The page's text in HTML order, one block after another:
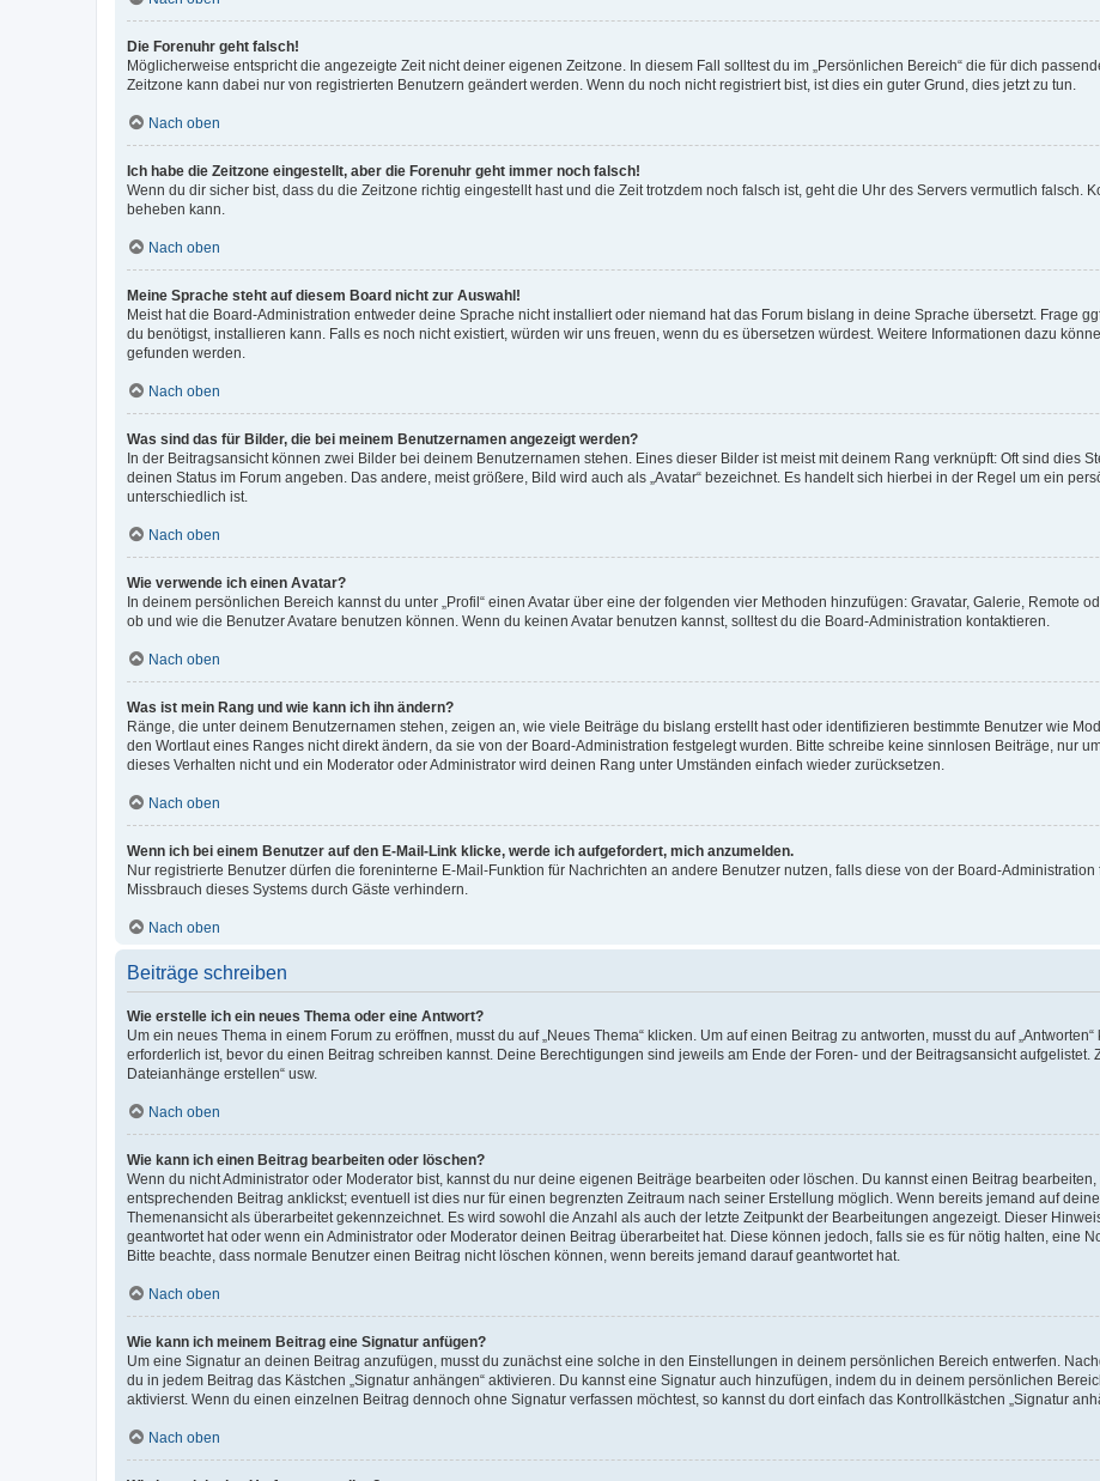
Die Forenuhr geht falsch!
Möglicherweise entspricht die angezeigte Zeit nicht deiner eigenen Zeitzone. In diesem Fall solltest du im „Persönlichen Bereich“ die für dich
Zeitzone kann dabei nur von registrierten Benutzern geändert werden. Wenn du noch nicht registriert bist, ist dies ein guter Grund, dies jetzt zu tun.
Nach oben
Ich habe die Zeitzone eingestellt, aber die Forenuhr geht immer noch falsch!
Wenn du dir sicher bist, dass du die Zeitzone richtig eingestellt hast und die Zeit trotzdem noch falsch ist, geht die Uhr des Servers vermutlich falsch.
beheben kann.
Nach oben
Meine Sprache steht auf diesem Board nicht zur Auswahl!
Meist hat die Board-Administration entweder deine Sprache nicht installiert oder niemand hat das Forum bislang in deine Sprache übersetzt. Frage
du benötigst, installieren kann. Falls es noch nicht existiert, würden wir uns freuen, wenn du es übersetzen würdest. Weitere Informationen dazu
gefunden werden.
Nach oben
Was sind das für Bilder, die bei meinem Benutzernamen angezeigt werden?
In der Beitragsansicht können zwei Bilder bei deinem Benutzernamen stehen. Eines dieser Bilder ist meist mit deinem Rang verknüpft: Oft sind dies
deinen Status im Forum angeben. Das andere, meist größere, Bild wird auch als „Avatar“ bezeichnet. Es handelt sich hierbei in der Regel um ein
unterschiedlich ist.
Nach oben
Wie verwende ich einen Avatar?
In deinem persönlichen Bereich kannst du unter „Profil“ einen Avatar über eine der folgenden vier Methoden hinzufügen: Gravatar, Galerie, Remote
ob und wie die Benutzer Avatare benutzen können. Wenn du keinen Avatar benutzen kannst, solltest du die Board-Administration kontaktieren.
Nach oben
Was ist mein Rang und wie kann ich ihn ändern?
Ränge, die unter deinem Benutzernamen stehen, zeigen an, wie viele Beiträge du bislang erstellt hast oder identifizieren bestimmte Benutzer wie
den Wortlaut eines Ranges nicht direkt ändern, da sie von der Board-Administration festgelegt wurden. Bitte schreibe keine sinnlosen Beiträge, nur
dieses Verhalten nicht und ein Moderator oder Administrator wird deinen Rang unter Umständen einfach wieder zurücksetzen.
Nach oben
Wenn ich bei einem Benutzer auf den E-Mail-Link klicke, werde ich aufgefordert, mich anzumelden.
Nur registrierte Benutzer dürfen die foreninterne E-Mail-Funktion für Nachrichten an andere Benutzer nutzen, falls diese von der Board-
Missbrauch dieses Systems durch Gäste verhindern.
Nach oben
Beiträge schreiben
Wie erstelle ich ein neues Thema oder eine Antwort?
Um ein neues Thema in einem Forum zu eröffnen, musst du auf „Neues Thema“ klicken. Um auf einen Beitrag zu antworten, musst du auf
erforderlich ist, bevor du einen Beitrag schreiben kannst. Deine Berechtigungen sind jeweils am Ende der Foren- und der Beitragsansicht aufgelistet.
Dateianhänge erstellen“ usw.
Nach oben
Wie kann ich einen Beitrag bearbeiten oder löschen?
Wenn du nicht Administrator oder Moderator bist, kannst du nur deine eigenen Beiträge bearbeiten oder löschen. Du kannst einen Beitrag
entsprechenden Beitrag anklickst; eventuell ist dies nur für einen begrenzten Zeitraum nach seiner Erstellung möglich. Wenn bereits jemand auf
Themenansicht als überarbeitet gekennzeichnet. Es wird sowohl die Anzahl als auch der letzte Zeitpunkt der Bearbeitungen angezeigt. Dieser
geantwortet hat oder wenn ein Administrator oder Moderator deinen Beitrag überarbeitet hat. Diese können jedoch, falls sie es für nötig halten, eine
Bitte beachte, dass normale Benutzer einen Beitrag nicht löschen können, wenn bereits jemand darauf geantwortet hat.
Nach oben
Wie kann ich meinem Beitrag eine Signatur anfügen?
Um eine Signatur an deinen Beitrag anzufügen, musst du zunächst eine solche in den Einstellungen in deinem persönlichen Bereich entwerfen.
du in jedem Beitrag das Kästchen „Signatur anhängen“ aktivieren. Du kannst eine Signatur auch hinzufügen, indem du in deinem persönlichen
aktivierst. Wenn du einen einzelnen Beitrag dennoch ohne Signatur verfassen möchtest, so kannst du dort einfach das Kontrollkästchen „Signatur
Nach oben